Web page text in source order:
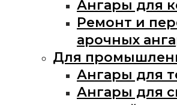
Ангары для
Ремонт и
арочных
Для
Ангары для
Ангары для